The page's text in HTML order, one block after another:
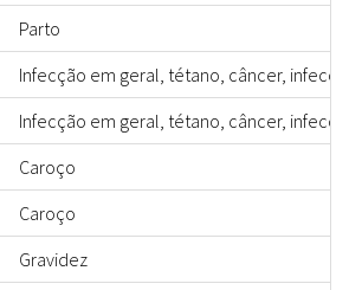
Parto
Infecção em geral, tétano, câncer,
Infecção em geral, tétano, câncer,
Caroço
Caroço
Gravidez